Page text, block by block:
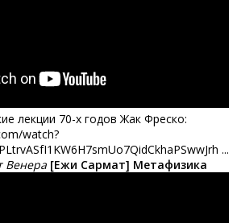
лекции 70-х годов Жак Фреско:
watch?
...
Венера [Ежи Сармат] Метафизика